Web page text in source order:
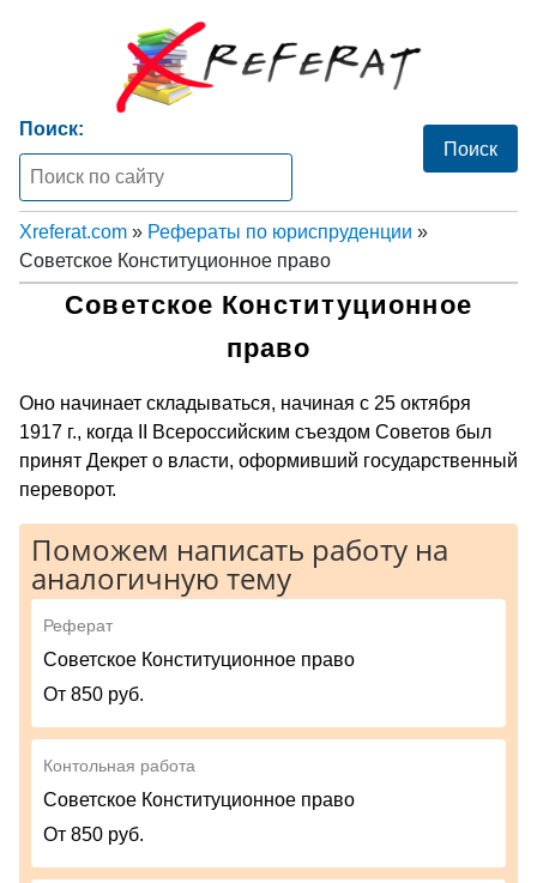
Поиск:
Xreferat.com » Рефераты по юриспруденции »
Советское Конституционное право
Советское Конституционное
право
Оно начинает складываться, начиная с 25 октября
1917 г., когда II Всероссийским съездом Советов был
принят Декрет о власти, оформивший государственный
переворот.
Поможем написать работу на
аналогичную тему
Реферат
Советское Конституционное право
От 850 руб.
Контольная работа
Советское Конституционное право
От 850 руб.